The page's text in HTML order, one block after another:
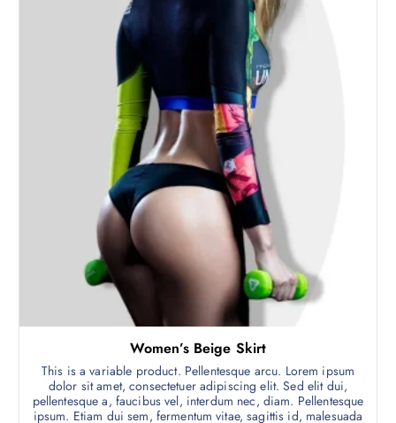
Women’s Beige Skirt
This is a variable product. Pellentesque arcu. Lorem ipsum
dolor sit amet, consectetuer adipiscing elit. Sed elit dui,
pellentesque a, faucibus vel, interdum nec, diam. Pellentesque
ipsum. Etiam dui sem, fermentum vitae, sagittis id, malesuada